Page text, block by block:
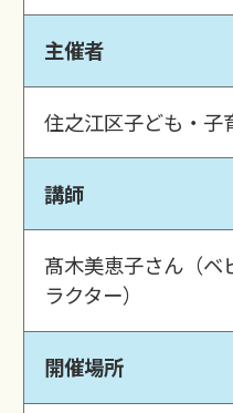
主催者
住之江区子ども・子
講師
髙木美恵子さん（ベ
ラクター）
開催場所